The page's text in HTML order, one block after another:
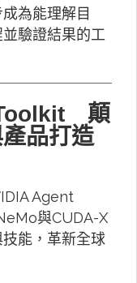
為能理解目
驗證結果的工
顛
品打造
Agent
與CUDA-X
能，革新全球